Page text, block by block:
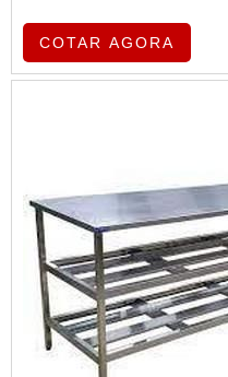
referência de
atuação.MAIS
Albimáquinas. Com
mercado quando o
pães ...
COTAR AGORA